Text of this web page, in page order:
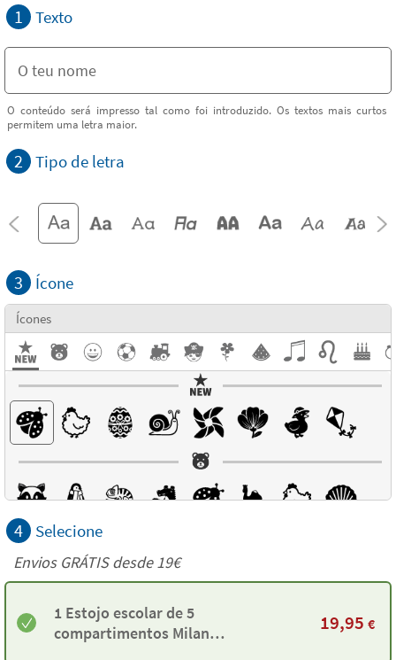
1 Texto
O conteúdo será impresso tal como foi introduzido. Os textos mais curtos
permitem uma letra maior.
2 Tipo de letra
3 Ícone
Ícones
4 Selecione
Envios GRÁTIS desde 19€
1 Estojo escolar de 5
compartimentos Milan
19,95 €